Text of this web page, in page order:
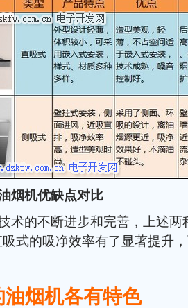
烟机优缺点对比
术的不断进步和完善，上述
式的吸净效率有了显著提升
烟机各有特色